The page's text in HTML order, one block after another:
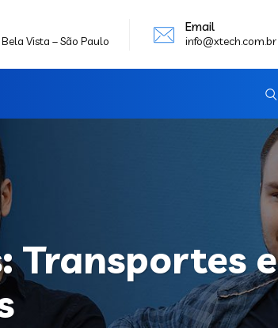
Vista – São Paulo
Email
info@xtech.com.br
Transportes e